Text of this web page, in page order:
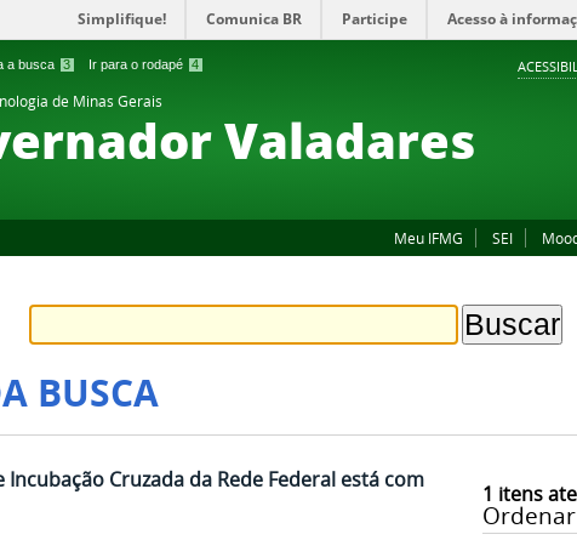
a busca 3 Ir para o rodapé 4
Simplifique! Comunica BR Participe Acesso à
de Minas Gerais
Valadares
Meu IFMG SEI
BUSCA
1 itens
Cruzada da Rede Federal está com